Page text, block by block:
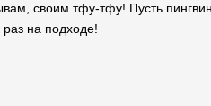
своим тфу-тфу! Пусть
раз на подходе!